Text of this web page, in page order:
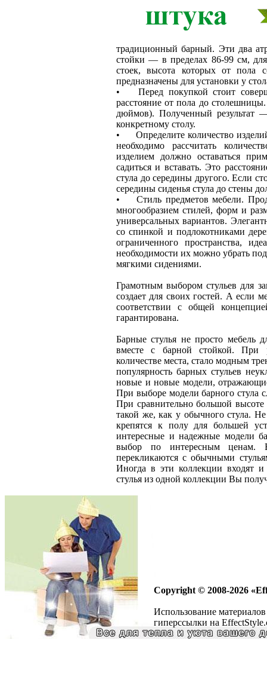
традиционный барный. Эти два
стойки — в пределах 86-99 см,
стоек, высота которых от пола
предназначены для установки у
•
Перед покупкой стоит
расстояние от пола до
дюймов). Полученный результат
конкретному столу.
•
Определите количество
необходимо рассчитать
изделием должно оставаться
садиться и вставать. Это
стула до середины другого. Если
середины сиденья стула до стены
•
Стиль предметов мебели.
многообразием стилей, форм и
универсальных вариантов.
со спинкой и подлокотниками
ограниченного пространства,
необходимости их можно убрать
мягкими сидениями.
Грамотным выбором стульев для
создает для своих гостей. А если
соответствии с общей
гарантирована.
Барные стулья не просто мебель
вместе с барной стойкой. При
количестве места, стало модным
популярность барных стульев
новые и новые модели,
При выборе модели барного стула
При сравнительно большой
такой же, как у обычного стула.
крепятся к полу для большей
интересные и надежные модели
выбор по интересным ценам.
перекликаются с обычными
Иногда в эти коллекции входят
стулья из одной коллекции Вы
Copyright © 2008-2026
Использование
гиперссылки на